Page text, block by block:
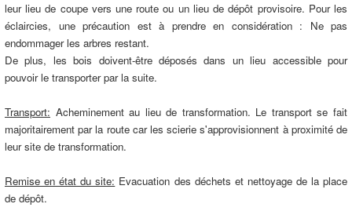
leur lieu de coupe vers une route ou un lieu de dépôt provisoire. Pour les
éclaircies, une précaution est à prendre en considération : Ne pas
endommager les arbres restant.
De plus, les bois doivent-être déposés dans un lieu accessible pour
pouvoir le transporter par la suite.
Transport: Acheminement au lieu de transformation. Le transport se fait
majoritairement par la route car les scierie s'approvisionnent à proximité de
leur site de transformation.
Remise en état du site: Evacuation des déchets et nettoyage de la place
de dépôt.